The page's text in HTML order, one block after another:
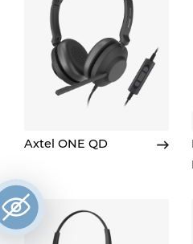
Axtel ONE QD